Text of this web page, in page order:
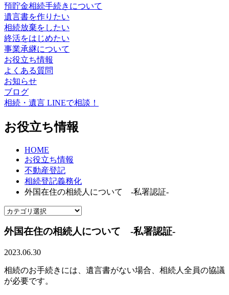
預貯金相続手続きについて
遺言書を作りたい
相続放棄をしたい
終活をはじめたい
事業承継について
お役立ち情報
よくある質問
お知らせ
ブログ
相続・遺言 LINEで相談！
お役立ち情報
HOME
お役立ち情報
不動産登記
相続登記義務化
外国在住の相続人について -私署認証-
外国在住の相続人について -私署認証-
2023.06.30
相続のお手続きには、遺言書がない場合、相続人全員の協議
が必要です。